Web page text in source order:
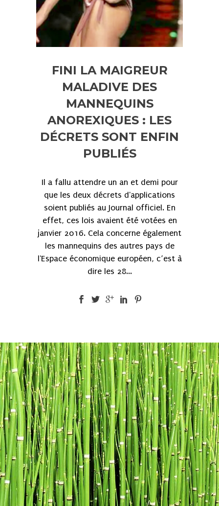
FINI LA MAIGREUR
MALADIVE DES
MANNEQUINS
ANOREXIQUES : LES
DÉCRETS SONT ENFIN
PUBLIÉS
Il a fallu attendre un an et demi pour
que les deux décrets d'applications
soient publiés au Journal officiel. En
effet, ces lois avaient été votées en
janvier 2016. Cela concerne également
les mannequins des autres pays de
l'Espace économique européen, c’est à
dire les 28...